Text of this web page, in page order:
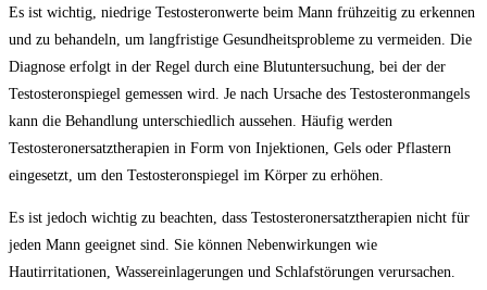
Es ist wichtig, niedrige Testosteronwerte beim Mann frühzeitig zu erkennen
und zu behandeln, um langfristige Gesundheitsprobleme zu vermeiden. Die
Diagnose erfolgt in der Regel durch eine Blutuntersuchung, bei der der
Testosteronspiegel gemessen wird. Je nach Ursache des Testosteronmangels
kann die Behandlung unterschiedlich aussehen. Häufig werden
Testosteronersatztherapien in Form von Injektionen, Gels oder Pflastern
eingesetzt, um den Testosteronspiegel im Körper zu erhöhen.
Es ist jedoch wichtig zu beachten, dass Testosteronersatztherapien nicht für
jeden Mann geeignet sind. Sie können Nebenwirkungen wie
Hautirritationen, Wassereinlagerungen und Schlafstörungen verursachen.